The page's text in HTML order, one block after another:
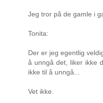
Jeg tror på de gamle i
Tonita:
Der er jeg egentlig
å unngå det, liker ikke
ikke til å unngå...
Vet ikke.